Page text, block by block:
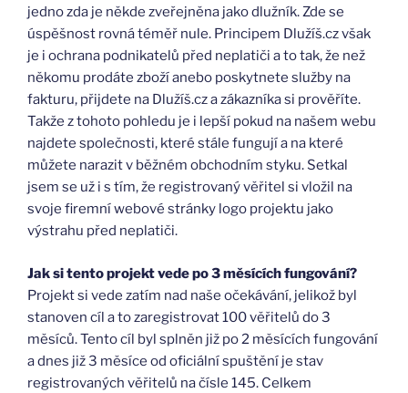
jedno zda je někde zveřejněna jako dlužník. Zde se
úspěšnost rovná téměř nule. Principem Dlužíš.cz však
je i ochrana podnikatelů před neplatiči a to tak, že než
někomu prodáte zboží anebo poskytnete služby na
fakturu, přijdete na Dlužíš.cz a zákazníka si prověříte.
Takže z tohoto pohledu je i lepší pokud na našem webu
najdete společnosti, které stále fungují a na které
můžete narazit v běžném obchodním styku. Setkal
jsem se už i s tím, že registrovaný věřitel si vložil na
svoje firemní webové stránky logo projektu jako
výstrahu před neplatiči.
Jak si tento projekt vede po 3 měsících fungování?
Projekt si vede zatím nad naše očekávání, jelikož byl
stanoven cíl a to zaregistrovat 100 věřitelů do 3
měsíců. Tento cíl byl splněn již po 2 měsících fungování
a dnes již 3 měsíce od oficiální spuštění je stav
registrovaných věřitelů na čísle 145. Celkem